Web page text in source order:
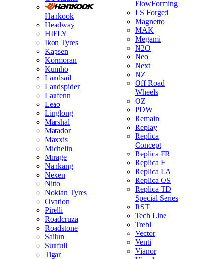
Hankook
Headway
HIFLY
Ikon Tyres
Kapsen
Kormoran
Kumho
Landsail
Landspider
Laufenn
Leao
Linglong
Marshal
Matador
Maxxis
Michelin
Mirage
Nankang
Nexen
Nitto
Nokian Tyres
Ovation
Pirelli
Roadcruza
Roadstone
Sailun
Sunfull
Tigar
FlowForming
LS Forged
Magnetto
MAK
Megami
N2O
Neo
Next
NZ
Off Road
Wheels
OZ
PDW
Remain
Replay
Replica
Concept
Replica FR
Replica H
Replica LA
Replica OS
Replica TD
Special Series
RST
Tech Line
Trebl
Vector
Venti
Vianor